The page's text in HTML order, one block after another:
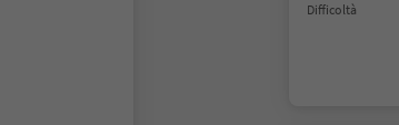
Difficoltà